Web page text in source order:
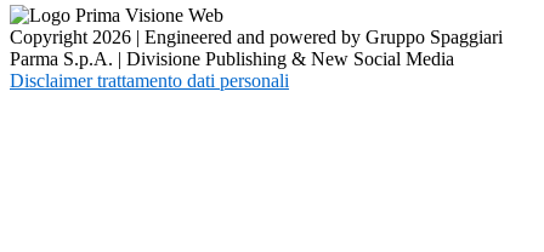
Copyright 2026 | Engineered and powered by Gruppo Spaggiari
Parma S.p.A. | Divisione Publishing & New Social Media
Disclaimer trattamento dati personali